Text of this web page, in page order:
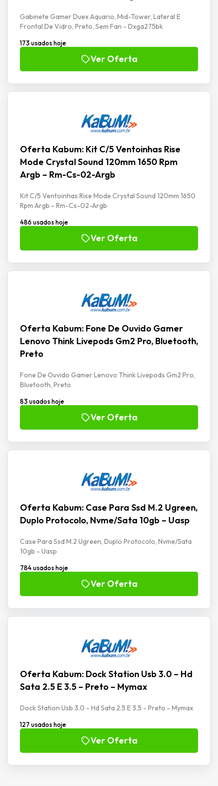
Gabinete Gamer Duex Aquario, Mid-Tower, Lateral E
Frontal De Vidro, Preto, Sem Fan - Dxga275bk
173 usados hoje
Ver Oferta
Oferta Kabum: Kit C/5 Ventoinhas Rise
Mode Crystal Sound 120mm 1650 Rpm
Argb – Rm-Cs-02-Argb
Kit C/5 Ventoinhas Rise Mode Crystal Sound 120mm 1650
Rpm Argb - Rm-Cs-02-Argb
486 usados hoje
Ver Oferta
Oferta Kabum: Fone De Ouvido Gamer
Lenovo Think Livepods Gm2 Pro, Bluetooth,
Preto
Fone De Ouvido Gamer Lenovo Think Livepods Gm2 Pro,
Bluetooth, Preto
83 usados hoje
Ver Oferta
Oferta Kabum: Case Para Ssd M.2 Ugreen,
Duplo Protocolo, Nvme/Sata 10gb – Uasp
Case Para Ssd M.2 Ugreen, Duplo Protocolo, Nvme/Sata
10gb - Uasp
784 usados hoje
Ver Oferta
Oferta Kabum: Dock Station Usb 3.0 – Hd
Sata 2.5 E 3.5 – Preto – Mymax
Dock Station Usb 3.0 - Hd Sata 2.5 E 3.5 - Preto - Mymax
127 usados hoje
Ver Oferta